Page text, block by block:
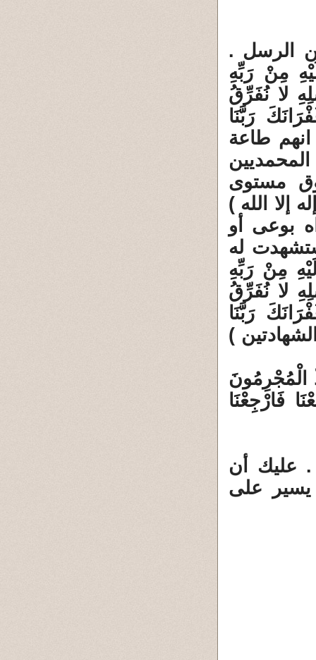
الرسل .
مِنْ رَبِّهِ
لا نُفَرِّقُ
رَبَّنَا
انهم طاعة
مستوى
إلا الله )
بوعى أو
له
مِنْ رَبِّهِ
لا نُفَرِّقُ
رَبَّنَا
( الشهادتين )
الْمُجْرِمُونَ
فَارْجِعْنَا
. عليك أن
على